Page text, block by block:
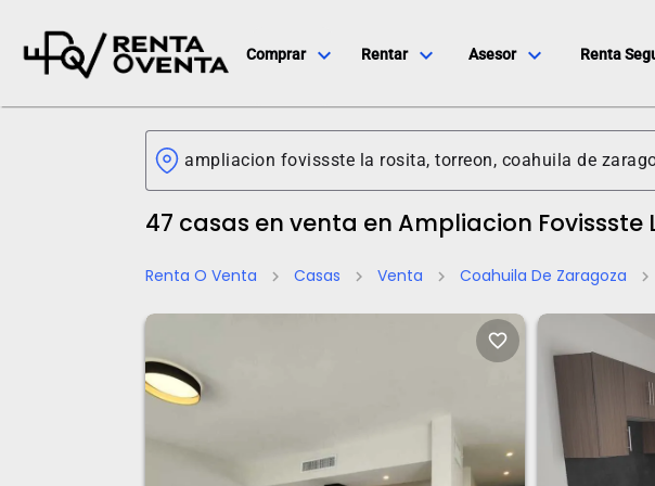
Comprar expand_more Rentar expand_more Asesor expand_more Renta
47 casas en venta en Ampliacion Fovissste
Renta O Venta chevron_right Casas chevron_right Venta chevron_right Coahuila De Zaragoza chevron_right
favorite_border